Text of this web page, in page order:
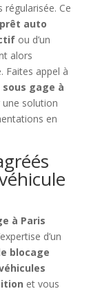
régularisée. Ce
prêt auto
ou d’un
alors
Faites appel à
gage à
solution
en
à Paris
d’un
blocage
et vous